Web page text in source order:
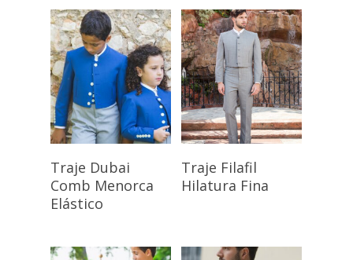
Seleccionar
Opciones
Traje Dubai
Comb Menorca
Elástico
Seleccionar
Opciones
Traje Filafil
Hilatura Fina